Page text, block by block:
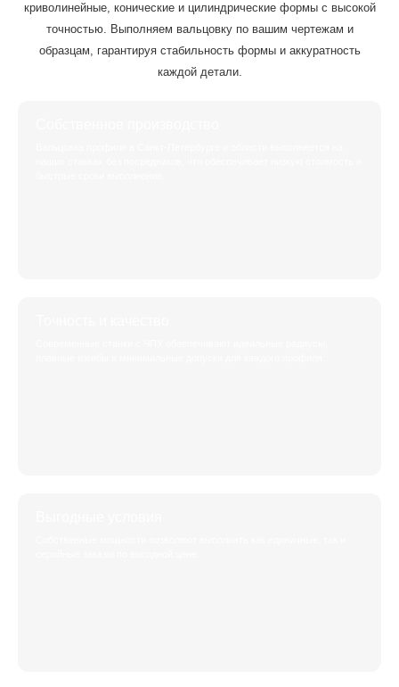
криволинейные, конические и цилиндрические формы с высокой
точностью. Выполняем вальцовку по вашим чертежам и
образцам, гарантируя стабильность формы и аккуратность
каждой детали.